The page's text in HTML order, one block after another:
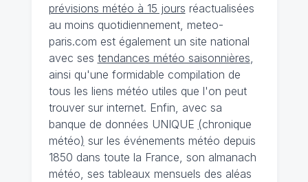
prévisions météo à 15 jours réactualisées
au moins quotidiennement, meteo-
paris.com est également un site national
avec ses tendances météo saisonnières,
ainsi qu'une formidable compilation de
tous les liens météo utiles que l'on peut
trouver sur internet. Enfin, avec sa
banque de données UNIQUE (chronique
météo) sur les événements météo depuis
1850 dans toute la France, son almanach
météo, ses tableaux mensuels des aléas